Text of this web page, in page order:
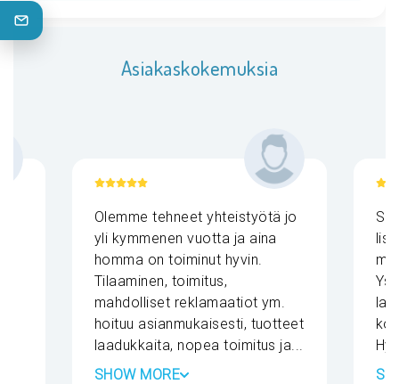
Asiakaskokemuksia
Olemme tehneet yhteistyötä jo
yli kymmenen vuotta ja aina
homma on toiminut hyvin.
Tilaaminen, toimitus,
mahdolliset reklamaatiot ym.
hoituu asianmukaisesti, tuotteet
laadukkaita, nopea toimitus ja...
SHOW MORE